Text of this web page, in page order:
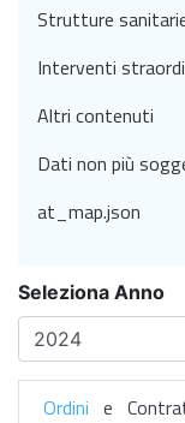
Seleziona Anno
Ordini e
Strutture
Interventi
Altri contenuti
Dati non più
at_map.json